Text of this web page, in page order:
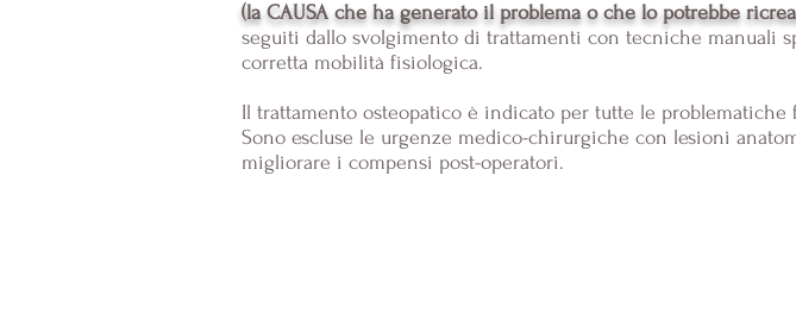
(la CAUSA che ha generato il problema o che lo potrebbe
seguiti dallo svolgimento di trattamenti con tecniche manuali
corretta mobilità fisiologica.
Il trattamento osteopatico è indicato per tutte le problematiche
Sono escluse le urgenze medico-chirurgiche con lesioni
migliorare i compensi post-operatori.